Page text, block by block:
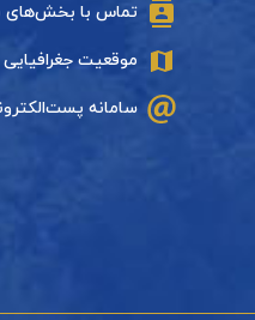
تماس با بخش‌های
موقعیت جغرافیایی
سامانه